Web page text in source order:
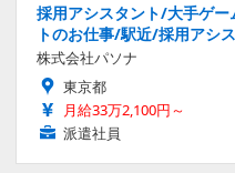
採用アシスタント/大手ゲ
トのお仕事/駅近/採用アシ
株式会社パソナ
東京都
月給33万2,100円～
派遣社員